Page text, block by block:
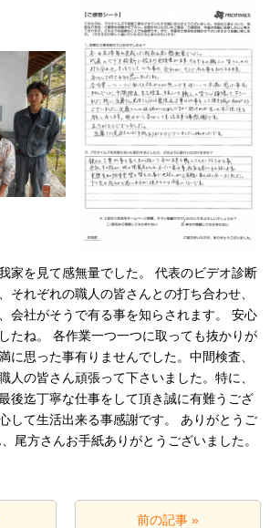
家を見て感無量でした。 代表のビデオ診断
それぞれの職人の皆さんとの打ち合わせ、
会社がそうで有る事を知らされます。 安心
たね。 各作業一つ一つに取っても抜かりが
に思った事有りませんでした。中間検査、
人の皆さん頑張って下さいました。特に、
後迄丁寧な仕事をして頂き誠に有難うござ
して生活出来る事感謝です。 ありがとうご
尾方さんお手紙ありがとうございました。
前の記事 »